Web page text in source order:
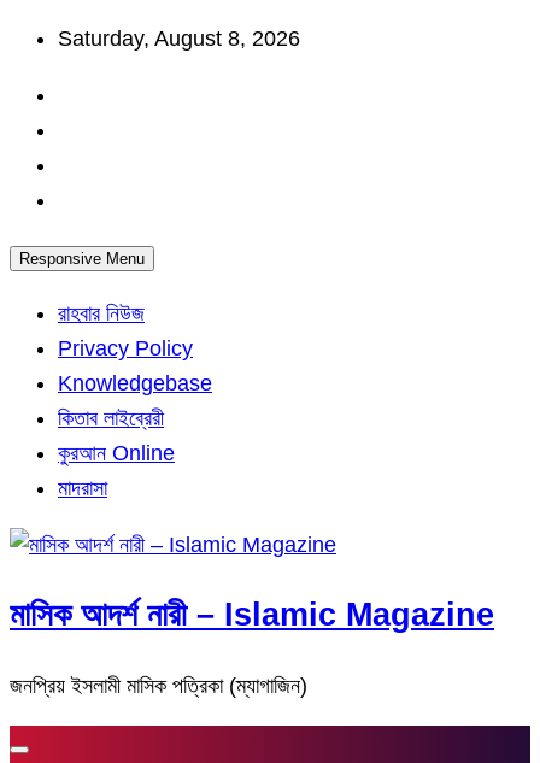
Skip
content
Saturday, August 8, 2026
Responsive Menu
রাহবার নিউজ
Privacy Policy
Knowledgebase
কিতাব লাইব্রেরী
কুরআন Online
মাদরাসা
মাসিক আদর্শ নারী – Islamic Magazine
জনপ্রিয় ইসলামী মাসিক পত্রিকা (ম্যাগাজিন)